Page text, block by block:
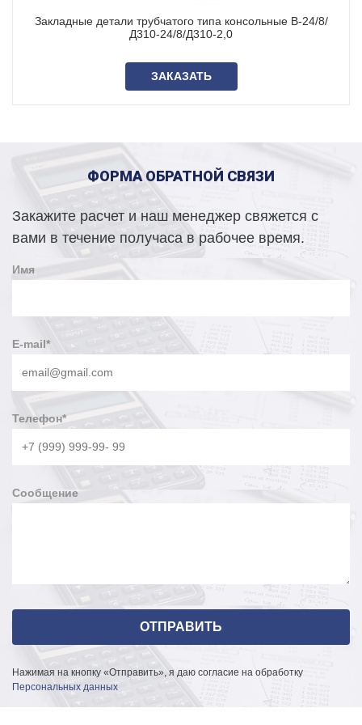
Вы можете связаться с нами по указанным контактам или
произведем расчет стоимости трубчатых закладных
деталей фундамента для опор освещения за 30 минут (в
Наличие на складе
индивидуальным чертежам и характеристикам заказчика.
Закладные детали трубчатого типа консольные В-24/8/
Д310-24/8/Д310-2,0
ЗАКАЗАТЬ
ФОРМА ОБРАТНОЙ СВЯЗИ
Закажите расчет и наш менеджер свяжется с
вами в течение получаса в рабочее время.
Имя
E-mail*
Телефон*
Сообщение
Нажимая на кнопку «Отправить», я даю согласие на обработку
Персональных данных